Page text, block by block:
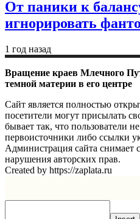
От паники к
игнорировать
1 год назад
Вращение краев Млечного
темной материи в его центре
Сайт является полностью
посетители могут присылать
бывает так, что пользователи
первоисточники либо ссылки
Администрация сайта снимает
нарушения авторских прав.
Created by https://zaplata.ru